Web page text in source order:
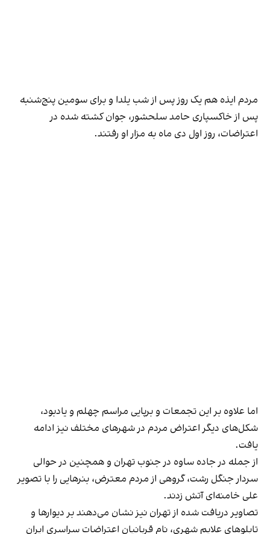
مردم ایذه هم یک روز پس از شب یلدا و برای سومین پنج‌شنبه
پس از خاکسپاری حامد سلحشور، جوان کشته شده در
اعتراضات، روز اول دی‌ ماه به مزار او رفتند.
اما علاوه بر این تجمعات و برپایی مراسم چهلم و یادبود،
شکل‌های دیگر اعتراض مردم در شهرهای مختلف نیز ادامه
یافت.
از جمله در جاده ساوه در جنوب تهران و همچنین در حوالی
سردار جنگل رشت، گروهی از مردم معترض، بنرهایی را با تصویر
علی خامنه‌ای آتش زدند.
تصاویر دریافت‌ شده از تهران نیز نشان می‌دهند بر دیوارها و
تابلوهای علایم شهری، نام قربانیان اعتراضات سراسری ایران